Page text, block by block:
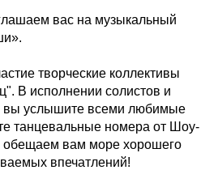
вас на музыкальный
творческие коллективы
В исполнении солистов и
вы услышите всеми любимые
танцевальные номера от Шоу-
обещаем вам море хорошего
впечатлений!